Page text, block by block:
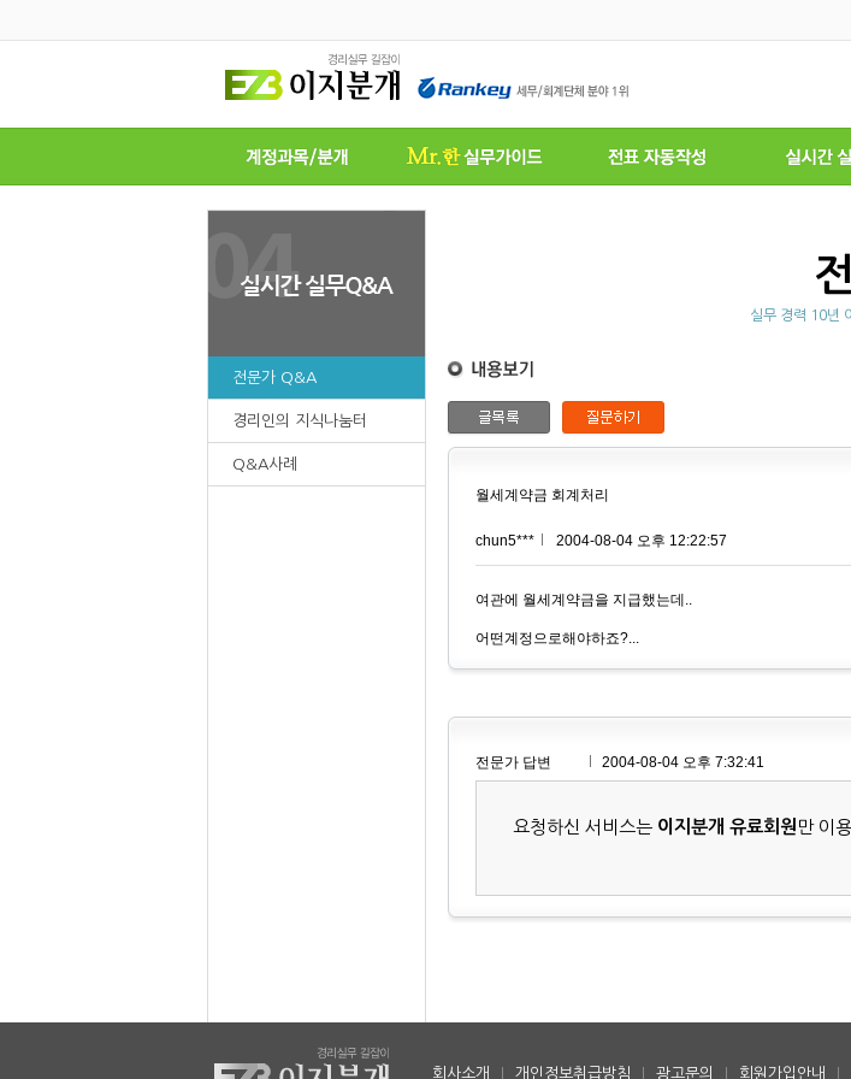
전문가 Q&A
경리인의 지식나눔터
Q&A사례
실무 경력 10년
월세계약금 회계처리
chun5*** 2004-08-04 오후 12:22:57
여관에 월세계약금을 지급했는데..
어떤계정으로해야하죠?...
전문가 답변 2004-08-04 오후 7:32:41
요청하신 서비스는 이지분개 유료회원 만 이
회사소개 개인정보취급방침 광고문의 회원가입안내